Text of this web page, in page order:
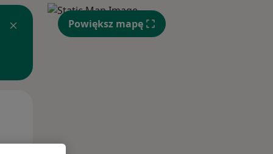
Powiększ mapę